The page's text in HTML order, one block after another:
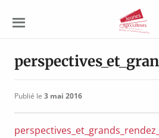
Agriculteurs
Publié le 3 mai 2016